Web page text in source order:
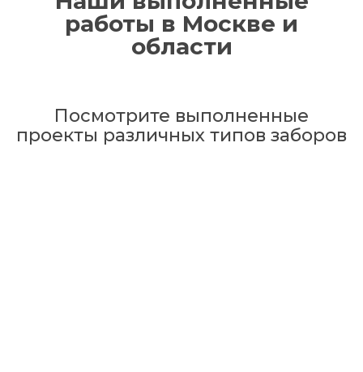
работы в Москве и
области
Посмотрите выполненные
проекты различных типов заборов